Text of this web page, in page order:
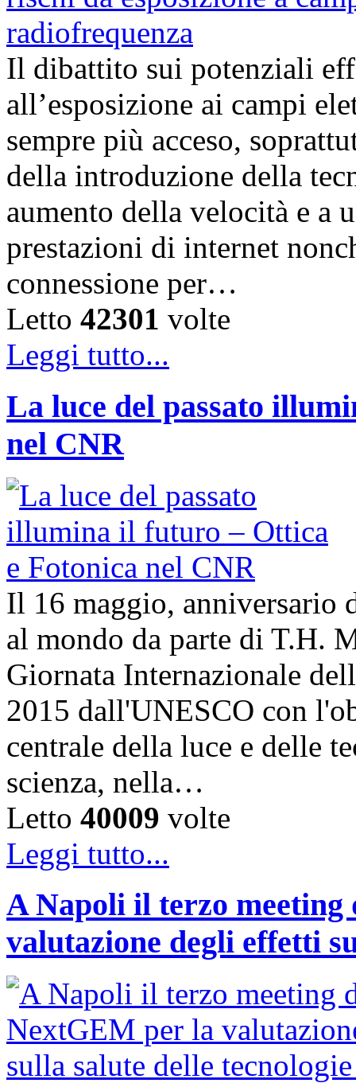
Il dibattito sui potenziali
all’esposizione ai campi
sempre più acceso,
della introduzione della
aumento della velocità e a
prestazioni di internet
connessione per…
Letto 42301 volte
Leggi tutto...
La luce del passato
nel CNR
Il 16 maggio, anniversario
al mondo da parte di T.H.
Giornata Internazionale
2015 dall'UNESCO con
centrale della luce e delle
scienza, nella…
Letto 40009 volte
Leggi tutto...
A Napoli il terzo
valutazione degli effetti